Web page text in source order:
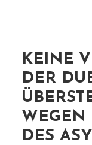
KEINE
DER
WEGEN
DES